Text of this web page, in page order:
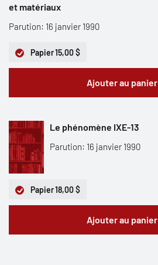
et matériaux
Parution: 16 janvier 1990
Papier15,00 $
Ajouter au panier
Le phénomène IXE-13
Parution: 16 janvier 1990
Papier18,00 $
Ajouter au panier